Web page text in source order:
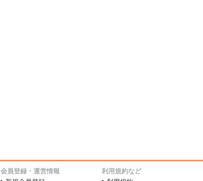
会員登録・運営情報
利用規約など